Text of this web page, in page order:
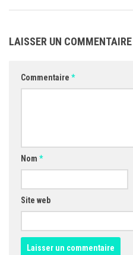
LAISSER UN COMMENTAIRE
Commentaire *
Nom *
Site web